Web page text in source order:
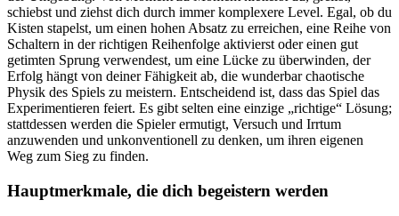
schiebst und ziehst dich durch immer komplexere Level. Egal, ob du
Kisten stapelst, um einen hohen Absatz zu erreichen, eine Reihe von
Schaltern in der richtigen Reihenfolge aktivierst oder einen gut
getimten Sprung verwendest, um eine Lücke zu überwinden, der
Erfolg hängt von deiner Fähigkeit ab, die wunderbar chaotische
Physik des Spiels zu meistern. Entscheidend ist, dass das Spiel das
Experimentieren feiert. Es gibt selten eine einzige „richtige“ Lösung;
stattdessen werden die Spieler ermutigt, Versuch und Irrtum
anzuwenden und unkonventionell zu denken, um ihren eigenen
Weg zum Sieg zu finden.
Hauptmerkmale, die dich begeistern werden